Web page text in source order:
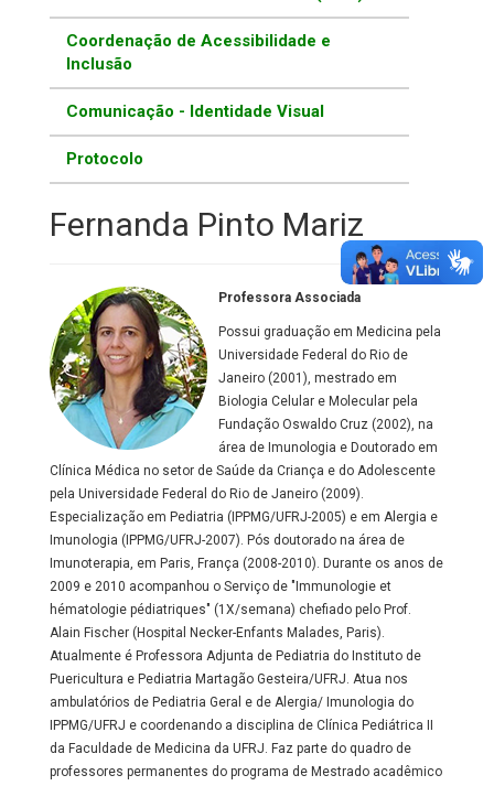
Coordenação de Acessibilidade e
Inclusão
Comunicação - Identidade Visual
Protocolo
Fernanda Pinto Mariz
Professora Associada
Possui graduação em Medicina pela
Universidade Federal do Rio de
Janeiro (2001), mestrado em
Biologia Celular e Molecular pela
Fundação Oswaldo Cruz (2002), na
área de Imunologia e Doutorado em
Clínica Médica no setor de Saúde da Criança e do Adolescente
pela Universidade Federal do Rio de Janeiro (2009).
Especialização em Pediatria (IPPMG/UFRJ-2005) e em Alergia e
Imunologia (IPPMG/UFRJ-2007). Pós doutorado na área de
Imunoterapia, em Paris, França (2008-2010). Durante os anos de
2009 e 2010 acompanhou o Serviço de "Immunologie et
hématologie pédiatriques" (1X/semana) chefiado pelo Prof.
Alain Fischer (Hospital Necker-Enfants Malades, Paris).
Atualmente é Professora Adjunta de Pediatria do Instituto de
Puericultura e Pediatria Martagão Gesteira/UFRJ. Atua nos
ambulatórios de Pediatria Geral e de Alergia/ Imunologia do
IPPMG/UFRJ e coordenando a disciplina de Clínica Pediátrica II
da Faculdade de Medicina da UFRJ. Faz parte do quadro de
professores permanentes do programa de Mestrado acadêmico